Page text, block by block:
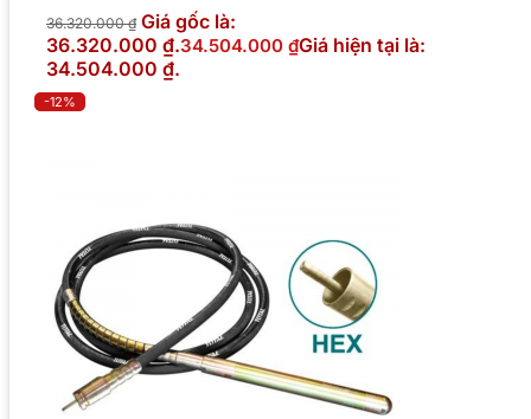
36.320.000₫ Giá gốc là:
36.320.000 ₫.34.504.000 ₫Giá hiện tại là:
34.504.000 ₫.
-12%